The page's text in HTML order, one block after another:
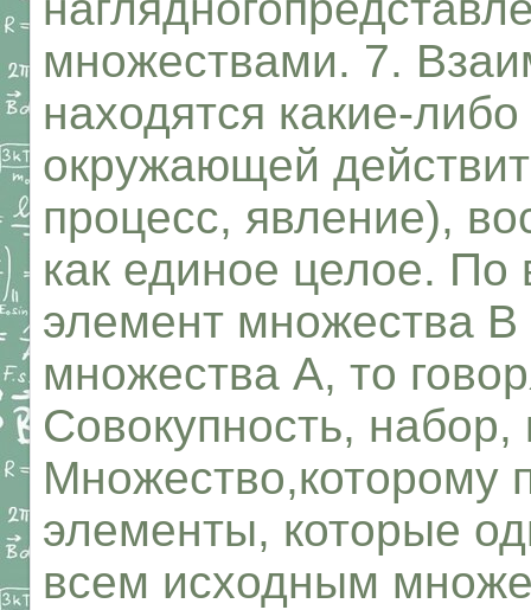
множествами. 7.
находятся какие-
окружающей
процесс, явление),
как единое целое.
элемент множества
множества А, то
Совокупность, набор,
Множество,которому
элементы, которые
всем исходным